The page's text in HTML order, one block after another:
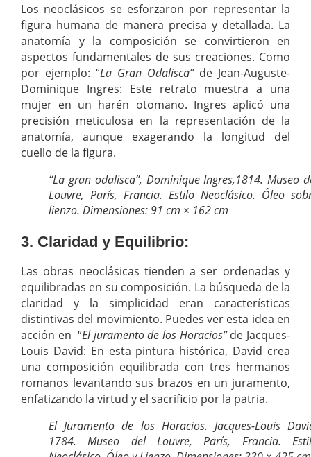
Los neoclásicos se esforzaron por representar la
figura humana de manera precisa y detallada. La
anatomía y la composición se convirtieron en
aspectos fundamentales de sus creaciones. Como
por ejemplo: “La Gran Odalisca” de Jean-Auguste-
Dominique Ingres: Este retrato muestra a una
mujer en un harén otomano. Ingres aplicó una
precisión meticulosa en la representación de la
anatomía, aunque exagerando la longitud del
cuello de la figura.
“La gran odalisca”, Dominique Ingres,1814. Museo
Louvre, París, Francia. Estilo Neoclásico. Óleo
lienzo. Dimensiones: 91 cm × 162 cm
3. Claridad y Equilibrio:
Las obras neoclásicas tienden a ser ordenadas y
equilibradas en su composición. La búsqueda de la
claridad y la simplicidad eran características
distintivas del movimiento. Puedes ver esta idea en
acción en “El juramento de los Horacios”de Jacques-
Louis David: En esta pintura histórica, David crea
una composición equilibrada con tres hermanos
romanos levantando sus brazos en un juramento,
enfatizando la virtud y el sacrificio por la patria.
El Juramento de los Horacios. Jacques-Louis
1784. Museo del Louvre, París, Francia.